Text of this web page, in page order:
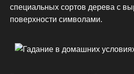
специальных сортов дерева с
поверхности символами.